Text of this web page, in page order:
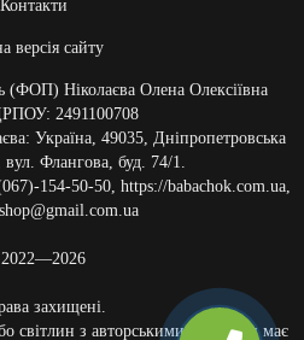
Контакти
версія сайту
(ФОП) Ніколаєва Олена Олексіївна
2491100708
Україна, 49035, Дніпропетровська
Флангова, буд. 74/1.
154-50-50, https://babachok.com.ua,
захищені.
світлин з авторськими роботами має